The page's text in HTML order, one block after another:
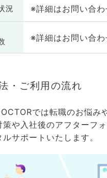
況 ※詳細はお問い合
※詳細はお問い合
・ご利用の流れ
では転職のお悩み
策や入社後のアフターフ
サポートいたします。